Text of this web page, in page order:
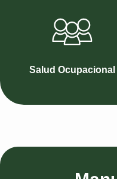
Salud Ocupacional